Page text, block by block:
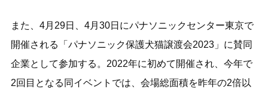
また、4月29日、4月30日にパナソニックセンター東京で
開催される「パナソニック保護犬猫譲渡会2023」に賛同
企業として参加する。2022年に初めて開催され、今年で
2回目となる同イベントでは、会場総面積を昨年の2倍以